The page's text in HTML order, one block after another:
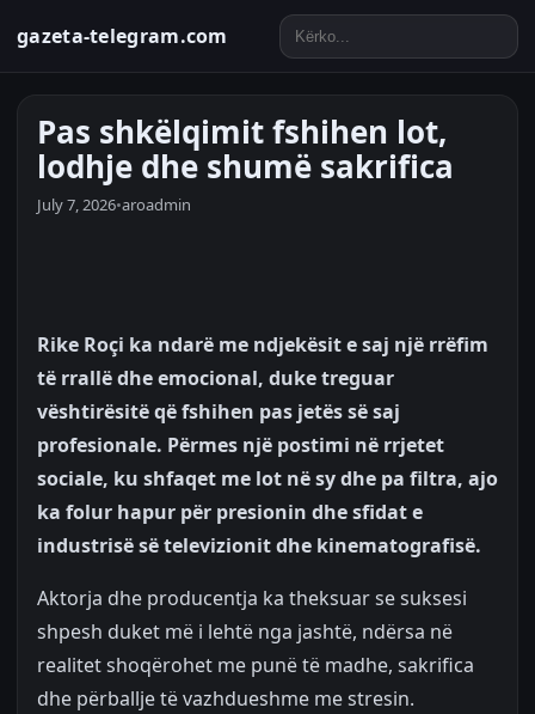
gazeta-telegram.com
Pas shkëlqimit fshihen lot,
lodhje dhe shumë sakrifica
July 7, 2026•aroadmin
Rike Roçi ka ndarë me ndjekësit e saj një rrëfim
të rrallë dhe emocional, duke treguar
vështirësitë që fshihen pas jetës së saj
profesionale. Përmes një postimi në rrjetet
sociale, ku shfaqet me lot në sy dhe pa filtra, ajo
ka folur hapur për presionin dhe sfidat e
industrisë së televizionit dhe kinematografisë.
Aktorja dhe producentja ka theksuar se suksesi
shpesh duket më i lehtë nga jashtë, ndërsa në
realitet shoqërohet me punë të madhe, sakrifica
dhe përballje të vazhdueshme me stresin.